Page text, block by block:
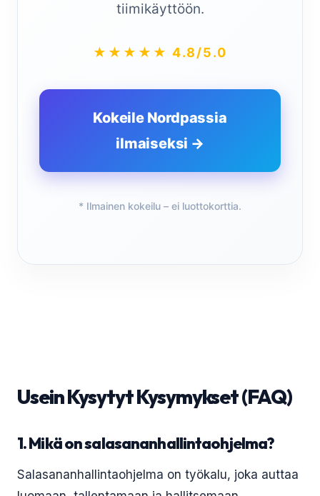
tiimikäyttöön.
★★★★★ 4.8/5.0
Kokeile Nordpassia
ilmaiseksi →
* Ilmainen kokeilu – ei luottokorttia.
Usein Kysytyt Kysymykset (FAQ)
1. Mikä on salasananhallintaohjelma?
Salasananhallintaohjelma on työkalu, joka auttaa